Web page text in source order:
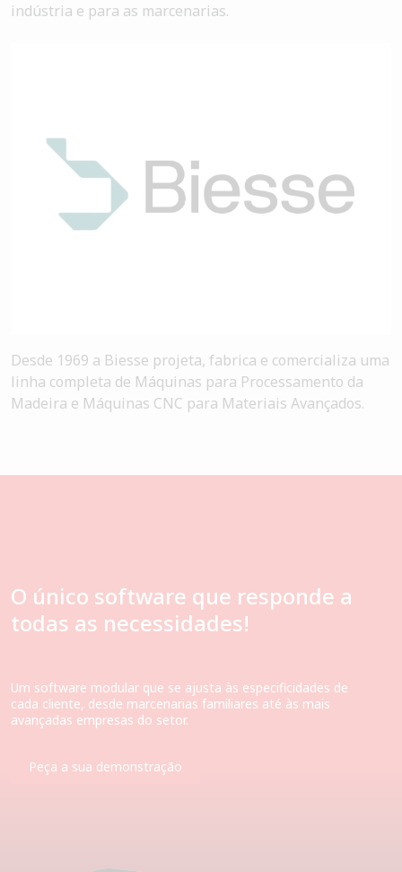
indústria e para as marcenarias.
Desde 1969 a Biesse projeta, fabrica e comercializa uma
linha completa de Máquinas para Processamento da
Madeira e Máquinas CNC para Materiais Avançados.
O único software que responde a
todas as necessidades!
Um software modular que se ajusta às especificidades de
cada cliente, desde marcenarias familiares até às mais
avançadas empresas do setor.
Peça a sua demonstração